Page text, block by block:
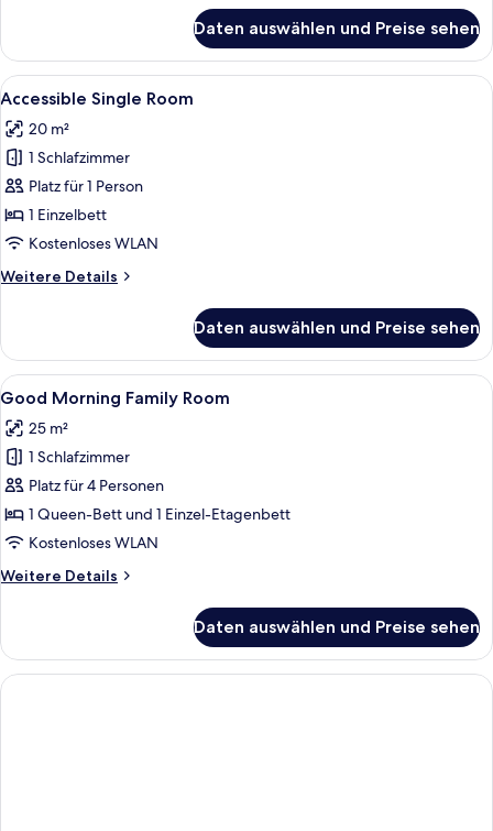
Double
Room
Daten auswählen und Preise sehen
Alle
Fotos
für
Accessible
Single
Room
anzeigen
Ein Hotelzimmer mit Bett,
1
Accessible Single Room
20 m²
1 Schlafzimmer
Platz für 1 Person
1 Einzelbett
Kostenloses WLAN
Weitere Details
Weitere
Single
Room
Daten auswählen und Preise sehen
Alle
Fotos
für
Good
Morning
Family
Room
Ein Hotelzimmer mit Bett,
1
Good Morning Family Room
25 m²
1 Schlafzimmer
Platz für 4 Personen
1 Queen-Bett und 1 Einzel-Etagenbett
Kostenloses WLAN
Weitere Details
Weitere
Morning
Family
Room
Daten auswählen und Preise sehen